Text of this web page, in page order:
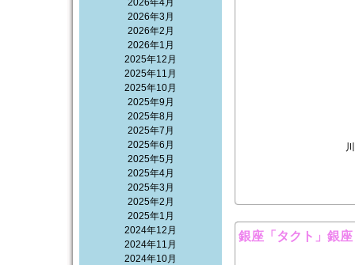
2026年4月
2026年3月
2026年2月
2026年1月
2025年12月
2025年11月
2025年10月
2025年9月
2025年8月
2025年7月
2025年6月
2025年5月
2025年4月
2025年3月
2025年2月
2025年1月
2024年12月
2024年11月
2024年10月
銀座「タクト」銀